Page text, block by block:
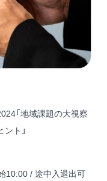
「地域課題の大視察
ト」
10:00 / 途中入退出可